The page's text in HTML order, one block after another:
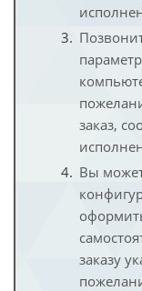
заказ,
Вы
заказу